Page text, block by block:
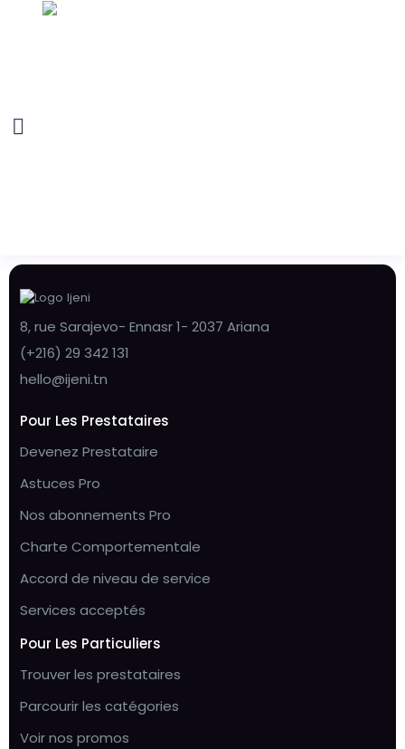
8, rue Sarajevo- Ennasr 1- 2037 Ariana
(+216) 29 342 131
hello@ijeni.tn
Pour Les Prestataires
Devenez Prestataire
Astuces Pro
Nos abonnements Pro
Charte Comportementale
Accord de niveau de service
Services acceptés
Pour Les Particuliers
Trouver les prestataires
Parcourir les catégories
Voir nos promos